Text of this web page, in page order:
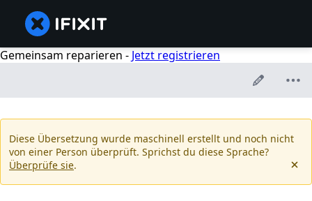
Gemeinsam reparieren - Jetzt registrieren
Diese Übersetzung wurde maschinell erstellt und noch nicht
von einer Person überprüft. Sprichst du diese Sprache?
Überprüfe sie.